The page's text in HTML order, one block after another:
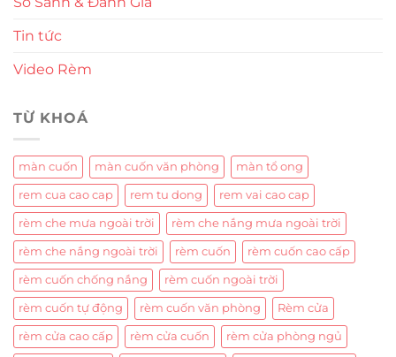
Tin tức
Video Rèm
TỪ KHOÁ
màn cuốn màn cuốn văn phòng màn tổ ong
rem cua cao cap rem tu dong rem vai cao cap
rèm che mưa ngoài trời rèm che nắng mưa ngoài trời
rèm che nắng ngoài trời rèm cuốn rèm cuốn cao cấp
rèm cuốn chống nắng rèm cuốn ngoài trời
rèm cuốn tự động rèm cuốn văn phòng Rèm cửa
rèm cửa cao cấp rèm cửa cuốn rèm cửa phòng ngủ